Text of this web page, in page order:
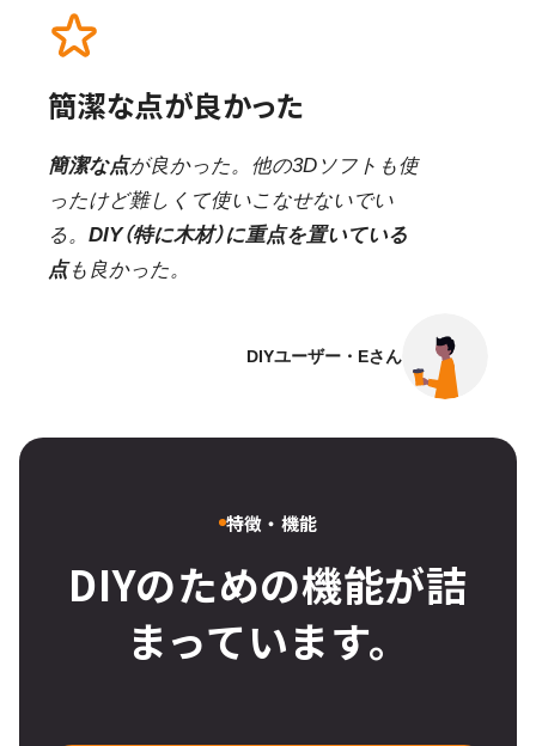
簡潔な点が良かった
簡潔な点が良かった。他の3Dソフトも使
ったけど難しくて使いこなせないでい
る。 DIY（特に木材）に重点を置いている
点も良かった。
DIYユーザー・Eさん
特徴・機能
DIYのための機能が詰
まっています。